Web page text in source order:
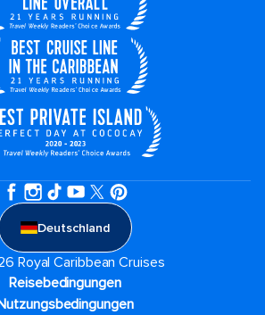
Deutschland
Royal Caribbean Cruises
Reisebedingungen